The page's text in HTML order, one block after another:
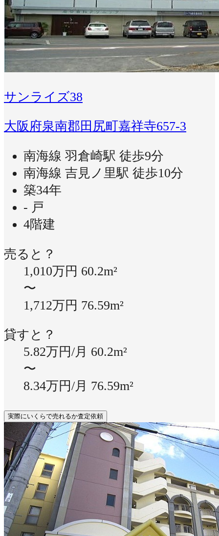
サンライズ38
大阪府泉南郡田尻町嘉祥寺657-3
南海線 羽倉崎駅 徒歩9分
南海線 吉見ノ里駅 徒歩10分
築34年
- 戸
4階建
売ると？
1,010万円 60.2m²
〜
1,712万円 76.59m²
貸すと？
5.82万円/月 60.2m²
〜
8.34万円/月 76.59m²
実際にいくらで売れるか査定依頼